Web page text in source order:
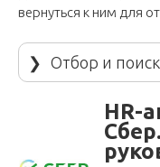
вернуться к ним для
❯ Отбор и
HR-